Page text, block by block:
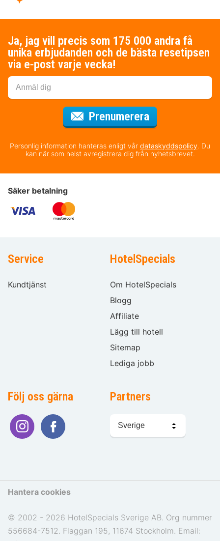
Ja, jag vill precis som 175 000 andra få
unika erbjudanden och de bästa resetipsen
via e-post varje vecka!
Prenumerera
Personlig information hanteras enligt vår dataskyddspolicy. Du
kan när som helst avregistrera dig från nyhetsbrevet.
Säker betalning
Service
Kundtjänst
HotelSpecials
Om HotelSpecials
Blogg
Affiliate
Lägg till hotell
Sitemap
Lediga jobb
Följ oss gärna Partners
språk
Hantera cookies
© 2002 - 2026 HotelSpecials Sverige AB. Org nummer
556684-7512. Flaggan 195, 11674 Stockholm. Email: